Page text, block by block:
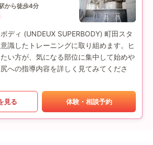
から徒歩4分
ディ (UNDEUX SUPERBODY) 町田スタ
識したトレーニングに取り組めます。ヒ
い方が、気になる部位に集中して始めや
への指導内容を詳しく見てみてくださ
見る 体験・相談予約